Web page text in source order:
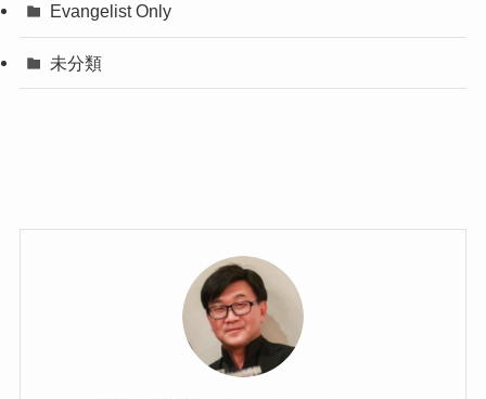
Evangelist Only
未分類